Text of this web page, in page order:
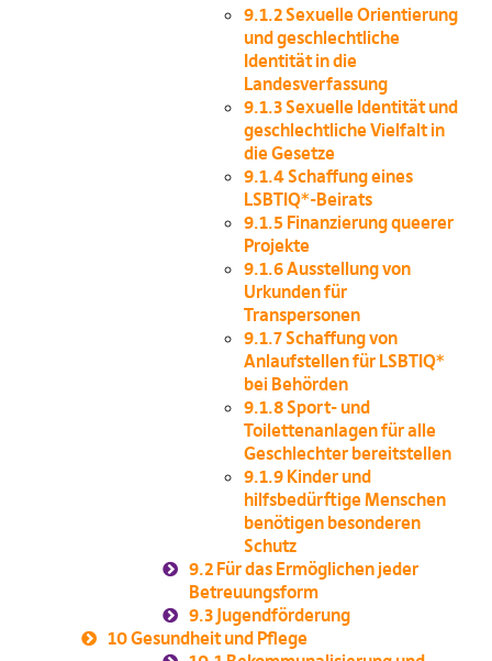
9.1.2Sexuelle Orientierung
und geschlechtliche
Identität in die
Landesverfassung
9.1.3Sexuelle Identität und
geschlechtliche Vielfalt in
die Gesetze
9.1.4Schaffung eines
LSBTIQ*-Beirats
9.1.5 Finanzierung queerer
Projekte
9.1.6Ausstellung von
Urkunden für
Transpersonen
9.1.7Schaffung von
Anlaufstellen für LSBTIQ*
bei Behörden
9.1.8Sport- und
Toilettenanlagen für alle
Geschlechter bereitstellen
9.1.9 Kinder und
hilfsbedürftige Menschen
benötigen besonderen
Schutz
9.2 Für das Ermöglichen jeder
Betreuungsform
9.3 Jugendförderung
10Gesundheit und Pflege